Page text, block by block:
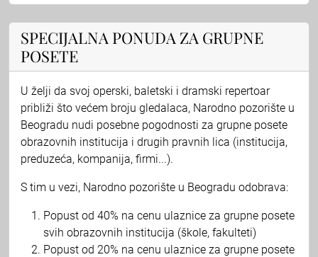
SPECIJALNA PONUDA ZA GRUPNE
POSETE
U želji da svoj operski, baletski i dramski repertoar
približi što većem broju gledalaca, Narodno pozorište u
Beogradu nudi posebne pogodnosti za grupne posete
obrazovnih institucija i drugih pravnih lica (institucija,
preduzeća, kompanija, firmi...).
S tim u vezi, Narodno pozorište u Beogradu odobrava:
Popust od 40% na cenu ulaznice za grupne posete
svih obrazovnih institucija (škole, fakulteti)
Popust od 20% na cenu ulaznice za grupne posete